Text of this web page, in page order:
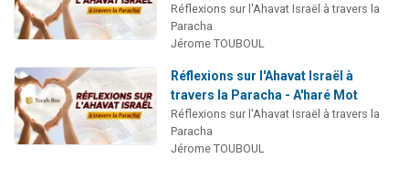
Réflexions sur l'Ahavat Israël à travers la
Paracha
Jérome TOUBOUL
Réflexions sur l'Ahavat Israël à
travers la Paracha - A'haré Mot
Réflexions sur l'Ahavat Israël à travers la
Paracha
Jérome TOUBOUL